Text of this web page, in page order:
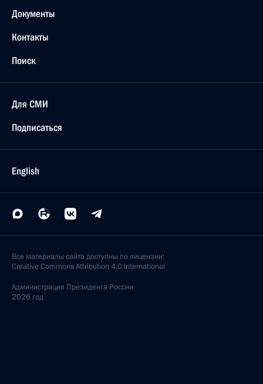
Документы
Контакты
Поиск
Для СМИ
Подписаться
English
Все материалы сайта доступны по лицензии:
Creative Commons Attribution 4.0 International
Администрация Президента России
2026 год